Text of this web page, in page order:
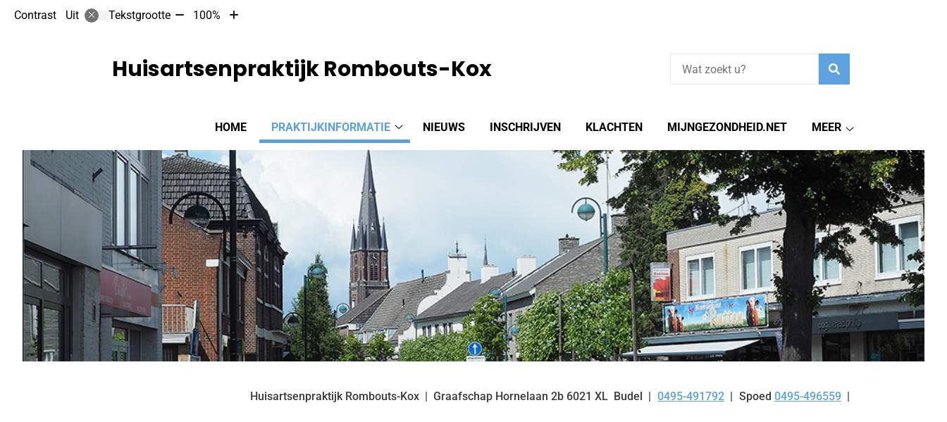
Contrast Uit Tekstgrootte Tekst
10%
100%
Tekst
HOME
PRAKTIJKINFORMATIE
Praktijkinformatie
submenu
NIEUWS INSCHRIJVEN KLACHTEN MIJNGEZONDHEID.NET
MEER
submenu
Huisartsenpraktijk Rombouts-Kox
Huisartsenpraktijk Rombouts-Kox Graafschap Hornelaan 2b 6021 XL Budel Tel:
0495-491792 Spoed 0495-496559